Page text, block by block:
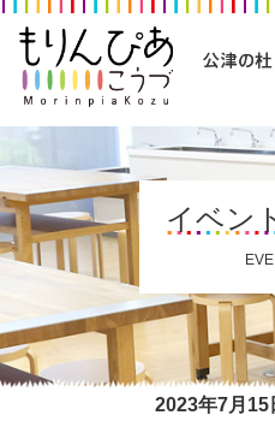
イベン
2023年7月15